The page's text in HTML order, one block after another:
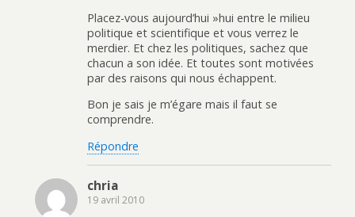
Placez-vous aujourd’hui »hui entre le milieu
politique et scientifique et vous verrez le
merdier. Et chez les politiques, sachez que
chacun a son idée. Et toutes sont motivées
par des raisons qui nous échappent.
Bon je sais je m’égare mais il faut se
comprendre.
Répondre
chria
19 avril 2010